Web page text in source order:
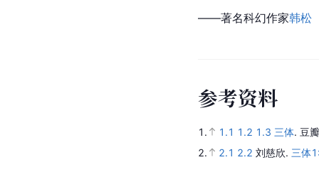
——著名科幻作家韩松
参考资料
1. 1.1 1.2 1.3 三体. 豆
2.
2.1 2.2 刘慈欣. 三体